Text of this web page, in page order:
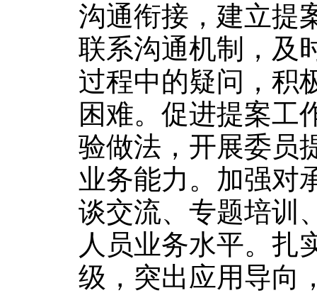
沟通衔接，建立提
联系沟通机制，及
过程中的疑问，积
困难。促进提案工
验做法，开展委员
业务能力。加强对
谈交流、专题培训
人员业务水平。扎
级，突出应用导向